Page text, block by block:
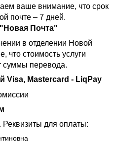
ваше внимание, что срок
почте – 7 дней.
Почта"
в отделении Новой
что стоимость услуги
суммы перевода.
Visa, Mastercard - LiqPay
Реквизиты для оплаты: